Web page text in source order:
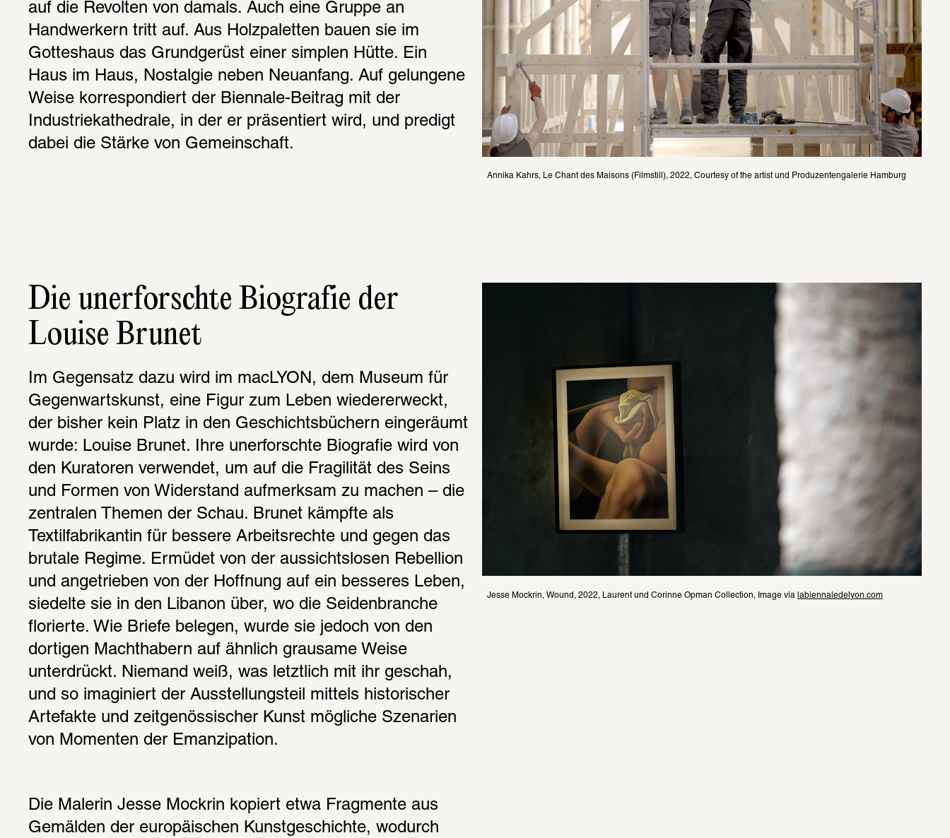
auf die Revolten von damals. Auch eine Gruppe an
Handwerkern tritt auf. Aus Holzpaletten bauen sie im
Gotteshaus das Grundgerüst einer simplen Hütte. Ein
Haus im Haus, Nostalgie neben Neuanfang. Auf gelungene
Weise korrespondiert der Biennale-Beitrag mit der
Industriekathedrale, in der er präsentiert wird, und predigt
dabei die Stärke von Gemeinschaft.
Annika Kahrs, Le Chant des Maisons (Filmstill), 2022, Courtesy of the artist und Produzentengalerie Hamburg
Die unerforschte Biografie der
Louise Brunet
Im Gegensatz dazu wird im macLYON, dem Museum für
Gegenwartskunst, eine Figur zum Leben wiedererweckt,
der bisher kein Platz in den Geschichtsbüchern eingeräumt
wurde: Louise Brunet. Ihre unerforschte Biografie wird von
den Kuratoren verwendet, um auf die Fragilität des Seins
und Formen von Widerstand aufmerksam zu machen – die
zentralen Themen der Schau. Brunet kämpfte als
Textilfabrikantin für bessere Arbeitsrechte und gegen das
brutale Regime. Ermüdet von der aussichtslosen Rebellion
und angetrieben von der Hoffnung auf ein besseres Leben,
siedelte sie in den Libanon über, wo die Seidenbranche
florierte. Wie Briefe belegen, wurde sie jedoch von den
dortigen Machthabern auf ähnlich grausame Weise
unterdrückt. Niemand weiß, was letztlich mit ihr geschah,
und so imaginiert der Ausstellungsteil mittels historischer
Artefakte und zeitgenössischer Kunst mögliche Szenarien
von Momenten der Emanzipation.
Die Malerin Jesse Mockrin kopiert etwa Fragmente aus
Gemälden der europäischen Kunstgeschichte, wodurch
Jesse Mockrin, Wound, 2022, Laurent und Corinne Opman Collection, Image via labiennaledelyon.com